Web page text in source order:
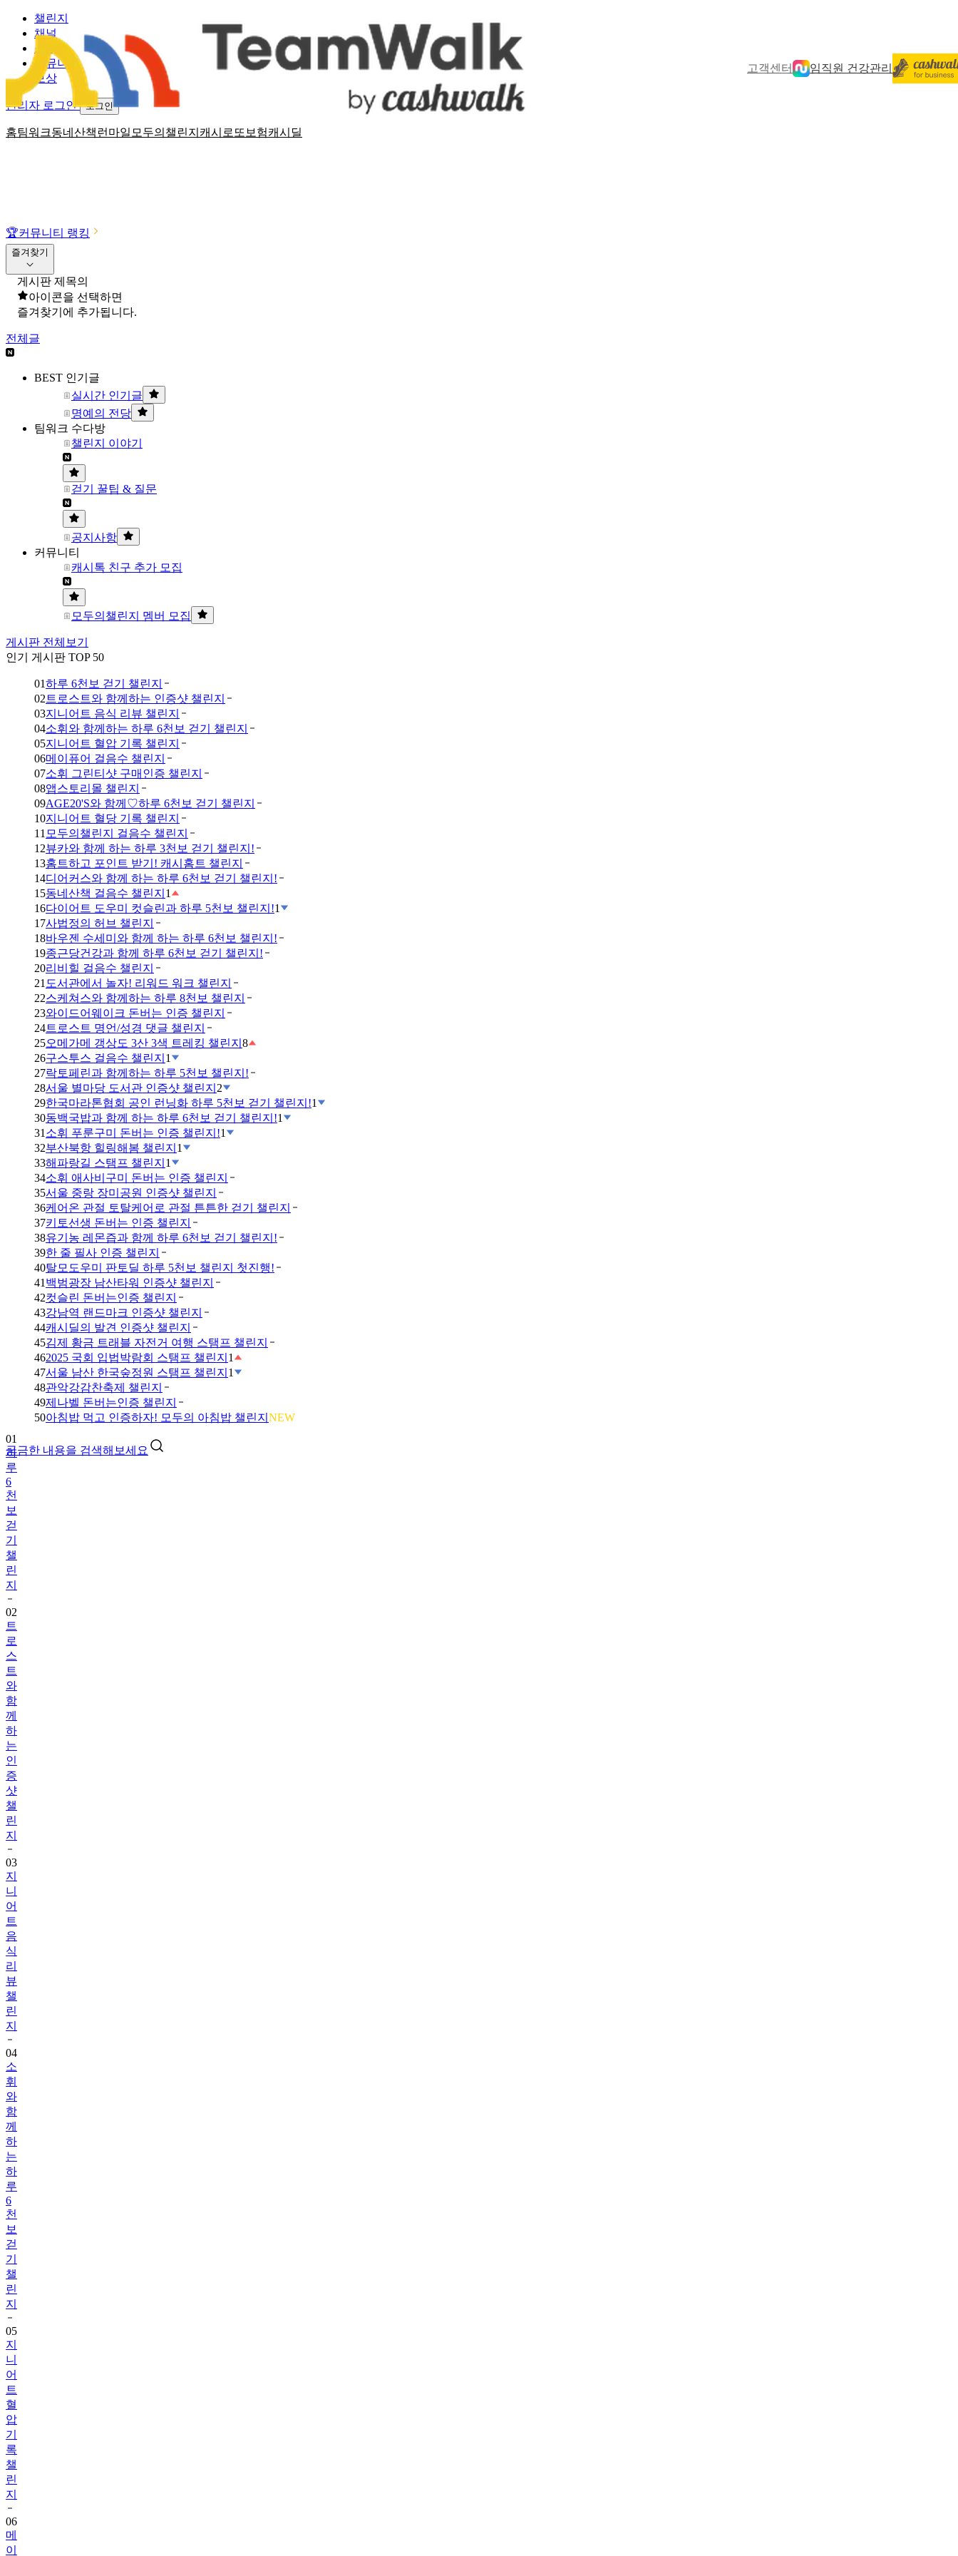
고객센터 임직원 건강관리
홈팀워크동네산책 런마일 모두의챌린지 캐시로또 보험캐시딜
챌린지
채널
소식
커뮤니티
보상
관리자 로그인 로그인
🏆커뮤니티 랭킹
즐겨찾기
게시판 제목의
아이콘을 선택하면
즐겨찾기에 추가됩니다.
전체글
BEST 인기글
실시간 인기글
명예의 전당
팀워크 수다방
챌린지 이야기
걷기 꿀팁 & 질문
공지사항
커뮤니티
캐시톡 친구 추가 모집
모두의챌린지 멤버 모집
게시판 전체보기
인기 게시판 TOP 50
01하루 6천보 걷기 챌린지
02 트로스트와 함께하는 인증샷 챌린지
03지니어트 음식 리뷰 챌린지
04소휘와 함께하는 하루 6천보 걷기 챌린지
05지니어트 혈압 기록 챌린지
06메이퓨어 걸음수 챌린지
07소휘 그린티샷 구매인증 챌린지
08앱스토리몰 챌린지
09AGE20'S와 함께♡하루 6천보 걷기 챌린지
10지니어트 혈당 기록 챌린지
11 모두의챌린지 걸음수 챌린지
12뷰카와 함께 하는 하루 3천보 걷기 챌린지!
13홈트하고 포인트 받기! 캐시홈트 챌린지
14디어커스와 함께 하는 하루 6천보 걷기 챌린지!
15동네산책 걸음수 챌린지 1
16다이어트 도우미 컷슬린과 하루 5천보 챌린지!1
17사법정의 허브 챌린지
18바우젠 수세미와 함께 하는 하루 6천보 챌린지!
19종근당건강과 함께 하루 6천보 걷기 챌린지!
20리비힐 걸음수 챌린지
21 도서관에서 놀자! 리워드 워크 챌린지
22스케쳐스와 함께하는 하루 8천보 챌린지
23와이드어웨이크 돈버는 인증 챌린지
24트로스트 명언/성경 댓글 챌린지
25오메가메 갱상도 3산 3색 트레킹 챌린지 8
26구스투스 걸음수 챌린지 1
27락토페린과 함께하는 하루 5천보 챌린지!
28서울 별마당 도서관 인증샷 챌린지 2
29한국마라톤협회 공인 런닝화 하루 5천보 걷기 챌린지!1
30동백국밥과 함께 하는 하루 6천보 걷기 챌린지!1
31 소휘 푸룬구미 돈버는 인증 챌린지!1
32부산북항 힐링해봄 챌린지 1
33해파랑길 스탬프 챌린지 1
34소휘 애사비구미 돈버는 인증 챌린지
35서울 중랑 장미공원 인증샷 챌린지
36케어온 관절 토탈케어로 관절 튼튼한 걷기 챌린지
37키토선생 돈버는 인증 챌린지
38유기농 레몬즙과 함께 하루 6천보 걷기 챌린지!
39한 줄 필사 인증 챌린지
40탈모도우미 판토딜 하루 5천보 챌린지 첫진행!
41 백범광장 남산타워 인증샷 챌린지
42컷슬린 돈버는인증 챌린지
43강남역 랜드마크 인증샷 챌린지
44캐시딜의 발견 인증샷 챌린지
45김제 황금 트래블 자전거 여행 스탬프 챌린지
462025 국회 입법박람회 스탬프 챌린지 1
47서울 남산 한국숲정원 스탬프 챌린지 1
48관악강감찬축제 챌린지
49제나벨 돈버는인증 챌린지
50아침밥 먹고 인증하자! 모두의 아침밥 챌린지 NEW
궁금한 내용을 검색해보세요
루
6
천
보
걷
기
챌
린
지
02
트
로
스
트
와
함
께
하
는
인
증
샷
챌
린
지
03
지
니
어
트
음
식
리
뷰
챌
린
지
04
소
휘
와
함
께
하
는
하
루
6
천
보
걷
기
챌
린
지
05
지
니
어
트
혈
압
기
록
챌
린
지
06
메
이
퓨